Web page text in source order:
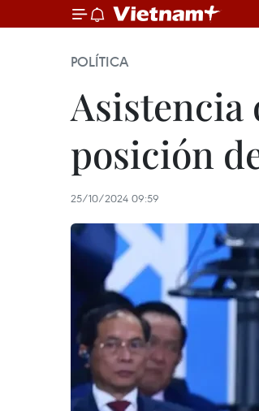
POLÍTICA
Asistencia
posición
25/10/2024 09:59